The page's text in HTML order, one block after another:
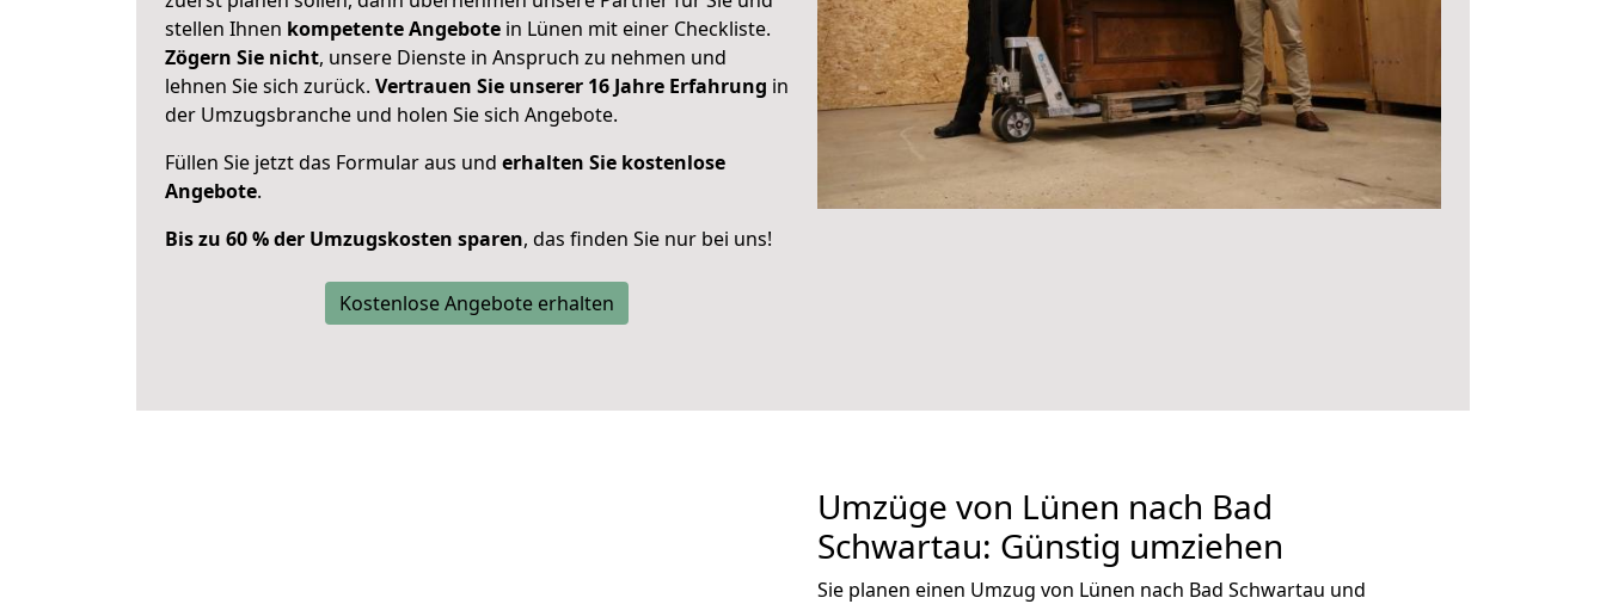
stellen Ihnen kompetente Angebote in Lünen mit einer Checkliste.
Zögern Sie nicht, unsere Dienste in Anspruch zu nehmen und
lehnen Sie sich zurück. Vertrauen Sie unserer 16 Jahre Erfahrung in
der Umzugsbranche und holen Sie sich Angebote.
Füllen Sie jetzt das Formular aus und erhalten Sie kostenlose
Angebote.
Bis zu 60 % der Umzugskosten sparen, das finden Sie nur bei uns!
Kostenlose Angebote erhalten
Umzüge von Lünen nach Bad
Schwartau: Günstig umziehen
Sie planen einen Umzug von Lünen nach Bad Schwartau und